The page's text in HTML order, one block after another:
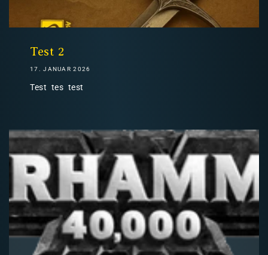
Test 2
17. JANUAR 2026
Test tes test
Nicht-EU: kein kostenloser Versand
Lieferungen in Nicht-EU-Länder (z. B. Schweiz)